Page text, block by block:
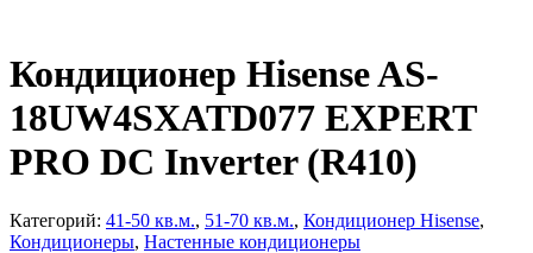
Кондиционер Hisense AS-
18UW4SXATD077 EXPERT
PRO DC Inverter (R410)
Категорий: 41-50 кв.м., 51-70 кв.м., Кондиционер Hisense,
Кондиционеры, Настенные кондиционеры